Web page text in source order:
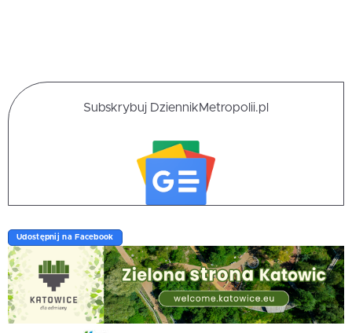
Subskrybuj DziennikMetropolii.pl
Udostępnij na Facebook